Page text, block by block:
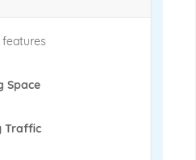
Space
Traffic